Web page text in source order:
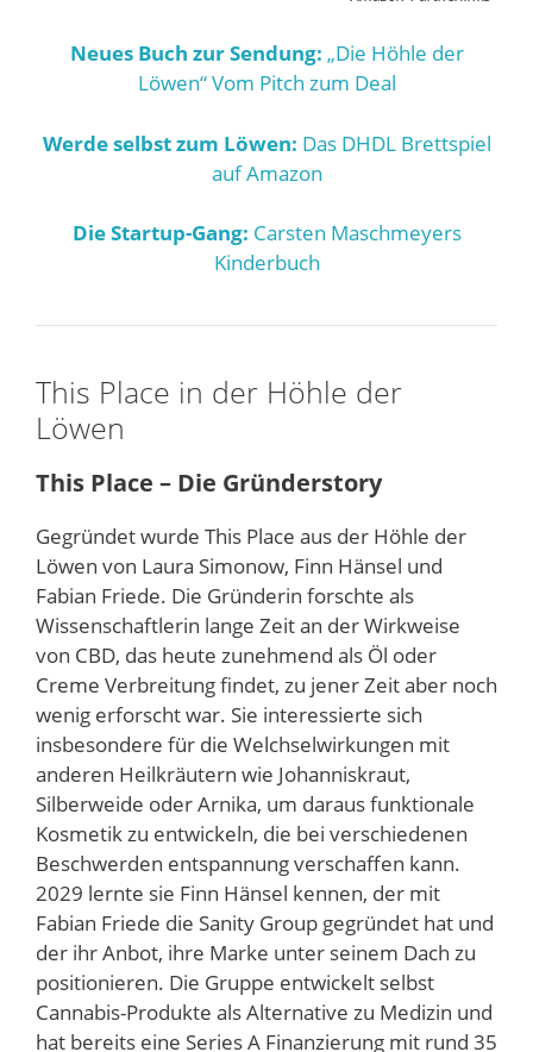
Neues Buch zur Sendung: „Die Höhle der
Löwen“ Vom Pitch zum Deal
Werde selbst zum Löwen: Das DHDL Brettspiel
auf Amazon
Die Startup-Gang: Carsten Maschmeyers
Kinderbuch
This Place in der Höhle der
Löwen
This Place – Die Gründerstory
Gegründet wurde This Place aus der Höhle der
Löwen von Laura Simonow, Finn Hänsel und
Fabian Friede. Die Gründerin forschte als
Wissenschaftlerin lange Zeit an der Wirkweise
von CBD, das heute zunehmend als Öl oder
Creme Verbreitung findet, zu jener Zeit aber noch
wenig erforscht war. Sie interessierte sich
insbesondere für die Welchselwirkungen mit
anderen Heilkräutern wie Johanniskraut,
Silberweide oder Arnika, um daraus funktionale
Kosmetik zu entwickeln, die bei verschiedenen
Beschwerden entspannung verschaffen kann.
2029 lernte sie Finn Hänsel kennen, der mit
Fabian Friede die Sanity Group gegründet hat und
der ihr Anbot, ihre Marke unter seinem Dach zu
positionieren. Die Gruppe entwickelt selbst
Cannabis-Produkte als Alternative zu Medizin und
hat bereits eine Series A Finanzierung mit rund 35